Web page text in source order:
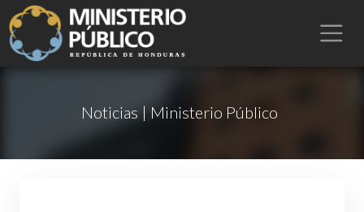
Noticias | Ministerio Público